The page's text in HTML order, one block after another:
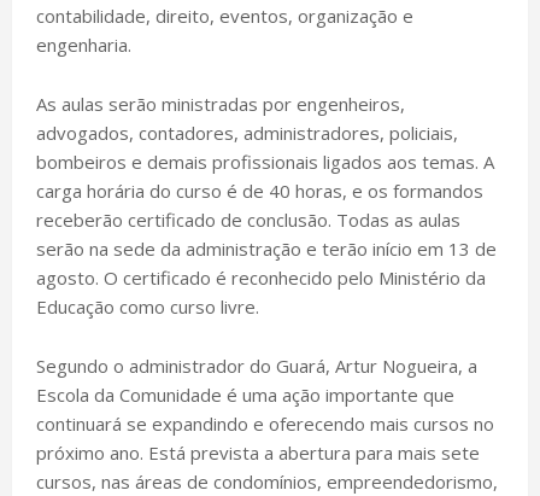
contabilidade, direito, eventos, organização e
engenharia.
As aulas serão ministradas por engenheiros,
advogados, contadores, administradores, policiais,
bombeiros e demais profissionais ligados aos temas. A
carga horária do curso é de 40 horas, e os formandos
receberão certificado de conclusão. Todas as aulas
serão na sede da administração e terão início em 13 de
agosto. O certificado é reconhecido pelo Ministério da
Educação como curso livre.
Segundo o administrador do Guará, Artur Nogueira, a
Escola da Comunidade é uma ação importante que
continuará se expandindo e oferecendo mais cursos no
próximo ano. Está prevista a abertura para mais sete
cursos, nas áreas de condomínios, empreendedorismo,